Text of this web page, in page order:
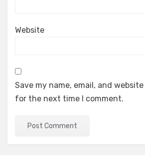
Website
Save my name, email, and
for the next time I comment.